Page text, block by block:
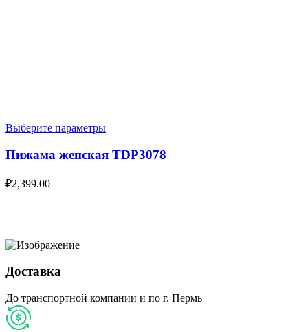
Выберите параметры
Пижама женская TDP3078
₽2,399.00
Доставка
До транспортной компании и по г. Пермь